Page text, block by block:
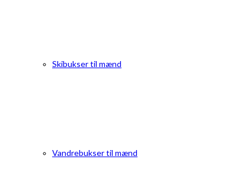
Skibukser til mænd
Vandrebukser til mænd